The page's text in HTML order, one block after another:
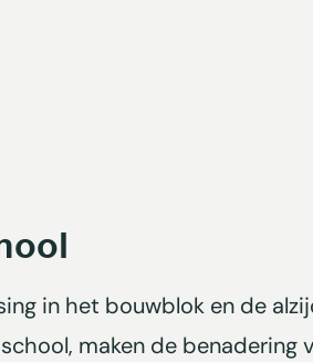
in het bouwblok en de
maken de benadering